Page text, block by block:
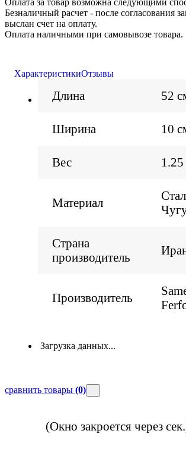
Оплата за товар возможна следующими
Безналичный расчет - после согласования
выслан счет на оплату.
Оплата наличными при самовывозе товара.
ХарактеристикиОтзывы
Длина 52
Ширина 10
Вес 1.25
Материал
Страна
производитель
Производитель
Загрузка данных...
сравнить товары (0)
(Окно закроется через